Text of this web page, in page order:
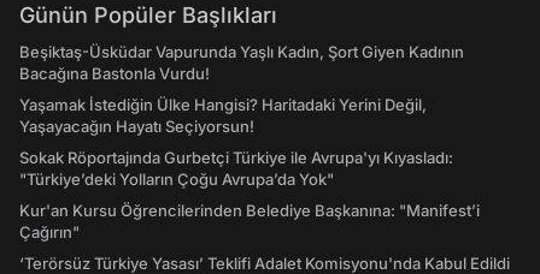
Günün Popüler Başlıkları
Beşiktaş-Üsküdar Vapurunda Yaşlı Kadın, Şort Giyen Kadının
Bacağına Bastonla Vurdu!
Yaşamak İstediğin Ülke Hangisi? Haritadaki Yerini Değil,
Yaşayacağın Hayatı Seçiyorsun!
Sokak Röportajında Gurbetçi Türkiye ile Avrupa'yı Kıyasladı:
"Türkiye’deki Yolların Çoğu Avrupa’da Yok"
Kur'an Kursu Öğrencilerinden Belediye Başkanına: "Manifest’i
Çağırın"
‘Terörsüz Türkiye Yasası’ Teklifi Adalet Komisyonu'nda Kabul Edildi